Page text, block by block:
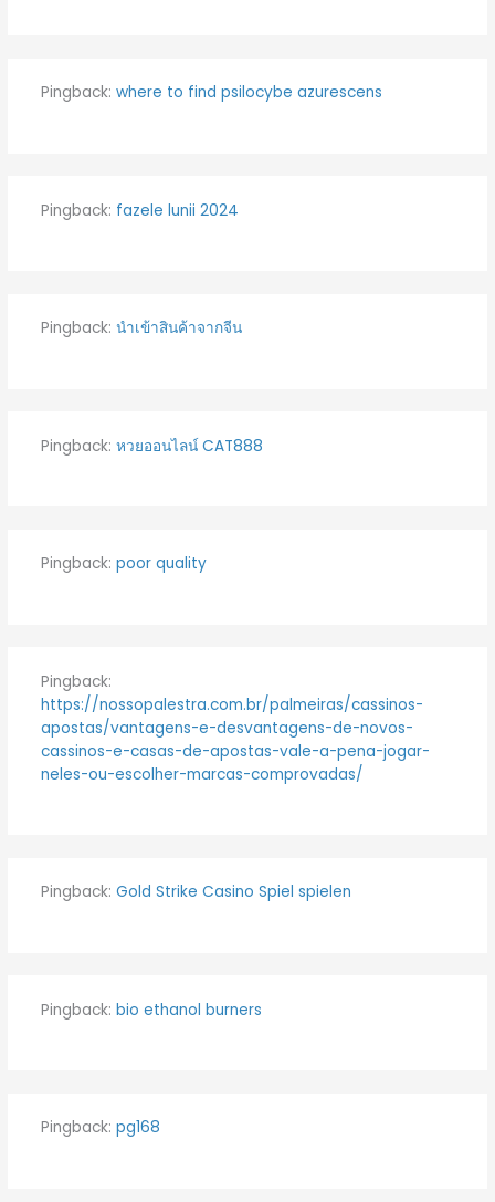
Pingback: where to find psilocybe azurescens​
Pingback: fazele lunii 2024
Pingback: นำเข้าสินค้าจากจีน
Pingback: หวยออนไลน์ CAT888
Pingback: poor quality
Pingback:
https://nossopalestra.com.br/palmeiras/cassinos-
apostas/vantagens-e-desvantagens-de-novos-
cassinos-e-casas-de-apostas-vale-a-pena-jogar-
neles-ou-escolher-marcas-comprovadas/
Pingback: Gold Strike Casino Spiel spielen
Pingback: bio ethanol burners
Pingback: pg168